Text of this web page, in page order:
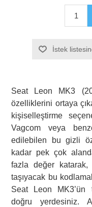
İstek
Seat Leon MK3
özelliklerini ortaya
kişiselleştirme
Vagcom veya
edilebilen bu gizli
kadar pek çok
fazla değer
taşıyacak bu
Seat Leon MK3’ün
doğru yerdesiniz.